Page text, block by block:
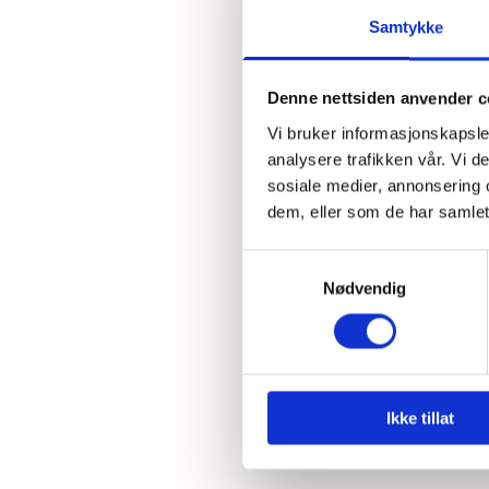
Samtykke
Denne nettsiden anvender
Vi bruker
analysere trafikken vår. Vi
sosiale medier,
dem, eller som de har
Nødvendig
Ikke tillat
- Vi
At
-
det
Tor
-
mye
Han